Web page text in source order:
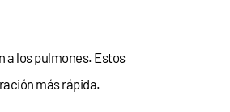
a los pulmones. Estos
más rápida.